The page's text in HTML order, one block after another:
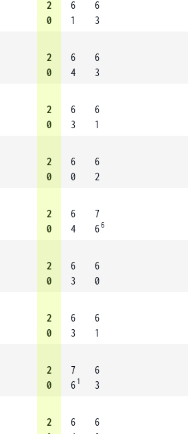
2
0
6
1
6
3
2
0
6
4
6
3
2
0
6
3
6
1
2
0
6
0
6
2
2
0
6
4
7
66
2
0
6
3
6
0
2
0
6
3
6
1
2
0
7
6 1
6
3
2
6
6